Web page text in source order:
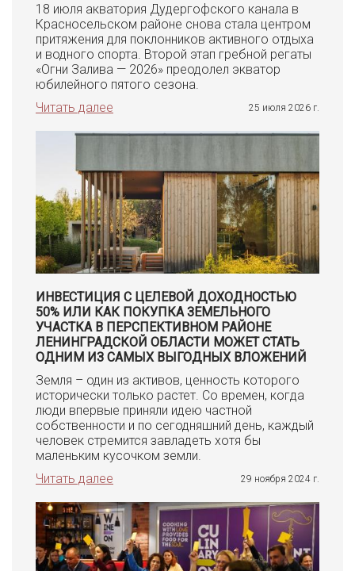
18 июля акватория Дудергофского канала в
Красносельском районе снова стала центром
притяжения для поклонников активного отдыха
и водного спорта. Второй этап гребной регаты
«Огни Залива — 2026» преодолел экватор
юбилейного пятого сезона.
Читать далее
25 июля 2026 г.
ИНВЕСТИЦИЯ С ЦЕЛЕВОЙ ДОХОДНОСТЬЮ
50% ИЛИ КАК ПОКУПКА ЗЕМЕЛЬНОГО
УЧАСТКА В ПЕРСПЕКТИВНОМ РАЙОНЕ
ЛЕНИНГРАДСКОЙ ОБЛАСТИ МОЖЕТ СТАТЬ
ОДНИМ ИЗ САМЫХ ВЫГОДНЫХ ВЛОЖЕНИЙ
Земля – один из активов, ценность которого
исторически только растет. Со времен, когда
люди впервые приняли идею частной
собственности и по сегодняшний день, каждый
человек стремится завладеть хотя бы
маленьким кусочком земли.
Читать далее
29 ноября 2024 г.